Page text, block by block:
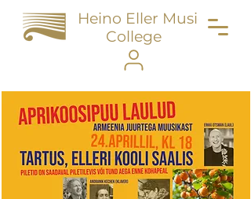
Heino Eller Music
College